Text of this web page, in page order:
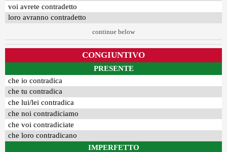
voi avrete contradetto
loro avranno contradetto
continue below
CONGIUNTIVO
PRESENTE
che io contradica
che tu contradica
che lui/lei contradica
che noi contradiciamo
che voi contradiciate
che loro contradicano
IMPERFETTO